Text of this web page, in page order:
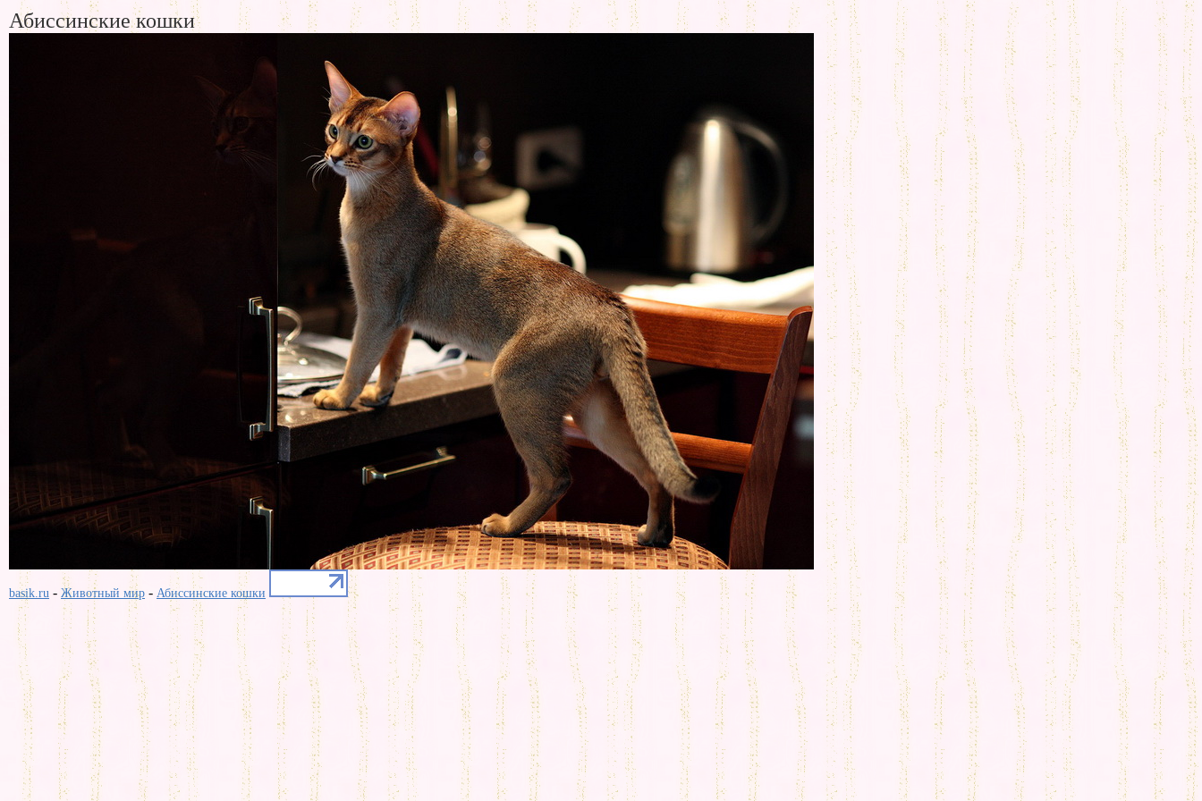
Абиссинские кошки
basik.ru - Животный мир - Абиссинские кошки